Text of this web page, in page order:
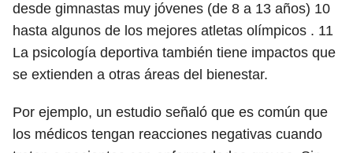
desde gimnastas muy jóvenes (de 8 a 13 años) 10
hasta algunos de los mejores atletas olímpicos . 11
La psicología deportiva también tiene impactos que
se extienden a otras áreas del bienestar.
Por ejemplo, un estudio señaló que es común que
los médicos tengan reacciones negativas cuando